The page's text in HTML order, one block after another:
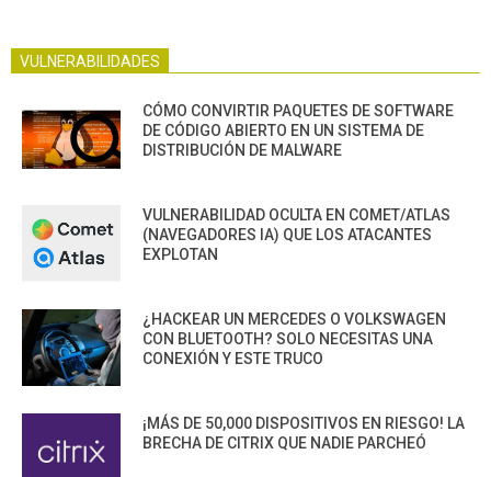
VULNERABILIDADES
CÓMO CONVIRTIR PAQUETES DE SOFTWARE
DE CÓDIGO ABIERTO EN UN SISTEMA DE
DISTRIBUCIÓN DE MALWARE
VULNERABILIDAD OCULTA EN COMET/ATLAS
(NAVEGADORES IA) QUE LOS ATACANTES
EXPLOTAN
¿HACKEAR UN MERCEDES O VOLKSWAGEN
CON BLUETOOTH? SOLO NECESITAS UNA
CONEXIÓN Y ESTE TRUCO
¡MÁS DE 50,000 DISPOSITIVOS EN RIESGO! LA
BRECHA DE CITRIX QUE NADIE PARCHEÓ